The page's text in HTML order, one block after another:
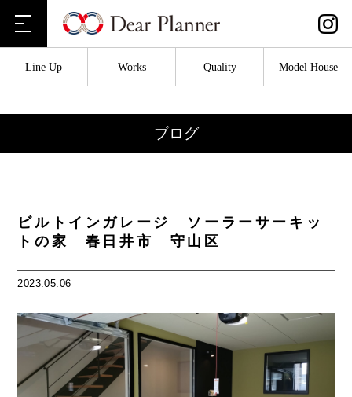
Line Up Works Quality Model House
ブログ
ビルトインガレージ ソーラーサーキッ
トの家 春日井市 守山区
2023.05.06